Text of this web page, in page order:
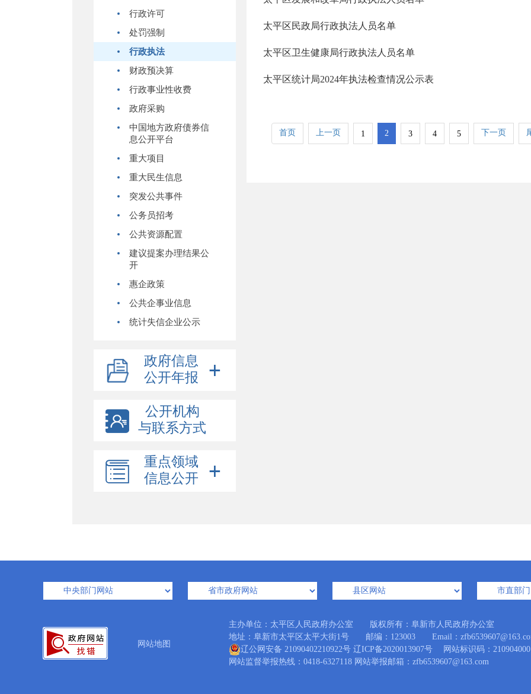
行政许可
处罚强制
行政执法
财政预决算
行政事业性收费
政府采购
中国地方政府债券信
息公开平台
重大项目
重大民生信息
突发公共事件
公务员招考
公共资源配置
建议提案办理结果公
开
惠企政策
公共企事业信息
统计失信企业公示
政府信息
公开年报
公开机构
与联系方式
重点领域
信息公开
太平区民政局行政执法人员名单
太平区卫生健康局行政执法人员名单
太平区统计局2024年执法检查情况公示表
首页 上一页 1 2 3 4 5 下一页
网站地图
主办单位：太平区人民政府办公室 版权所有：阜新市人民政府办公室
地址：阜新市太平区太平大街1号 邮编：123003 Email：
辽公网安备 21090402210922号 辽ICP备2020013907号 网站标识码：
网站监督举报热线：0418-6327118 网站举报邮箱：zfb6539607@163.com